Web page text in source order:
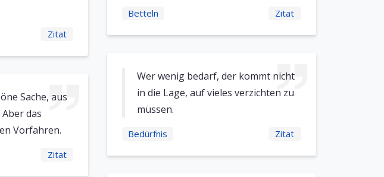
Zitat
Sache, aus
das
Vorfahren.
Zitat
Betteln Zitat
Wer wenig bedarf, der kommt nicht
in die Lage, auf vieles verzichten zu
müssen.
Bedürfnis Zitat